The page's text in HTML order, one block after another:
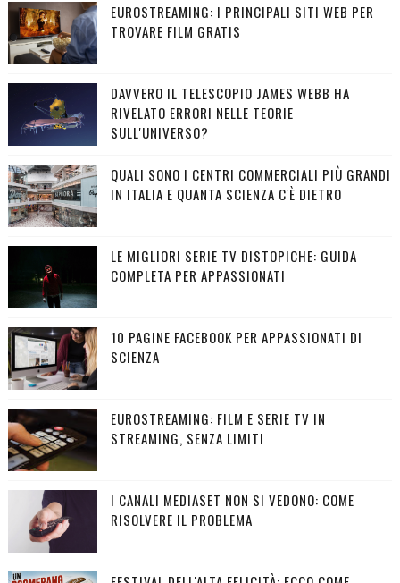
EUROSTREAMING: I PRINCIPALI SITI WEB PER
TROVARE FILM GRATIS
DAVVERO IL TELESCOPIO JAMES WEBB HA
RIVELATO ERRORI NELLE TEORIE
SULL'UNIVERSO?
QUALI SONO I CENTRI COMMERCIALI PIÙ GRANDI
IN ITALIA E QUANTA SCIENZA C'È DIETRO
LE MIGLIORI SERIE TV DISTOPICHE: GUIDA
COMPLETA PER APPASSIONATI
10 PAGINE FACEBOOK PER APPASSIONATI DI
SCIENZA
EUROSTREAMING: FILM E SERIE TV IN
STREAMING, SENZA LIMITI
I CANALI MEDIASET NON SI VEDONO: COME
RISOLVERE IL PROBLEMA